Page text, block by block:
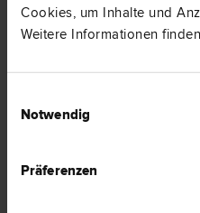
Cookies, um Inhalte und
Weitere Informationen
Notwendig
Präferenzen
und Abrechnung der
Gesellschaft vollzieht somit das